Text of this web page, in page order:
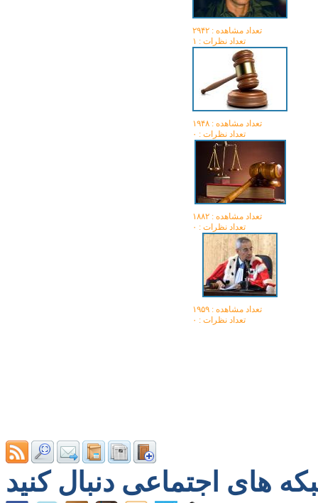
تعداد مشاهده :‌ ۲۹۴۲
تعداد نظرات : ۱
تعداد مشاهده :‌ ۱۹۴۸
تعداد نظرات : ۰
تعداد مشاهده :‌ ۱۸۸۲
تعداد نظرات : ۰
تعداد مشاهده :‌ ۱۹۵۹
تعداد نظرات : ۰